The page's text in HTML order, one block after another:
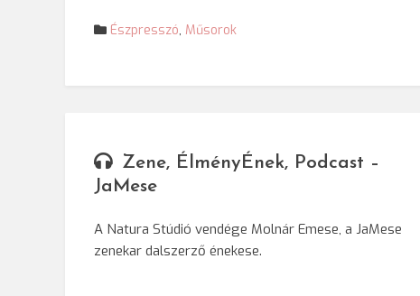
Észpresszó, Műsorok
Zene, ÉlményÉnek, Podcast –
JaMese
A Natura Stúdió vendége Molnár Emese, a JaMese
zenekar dalszerző énekese.